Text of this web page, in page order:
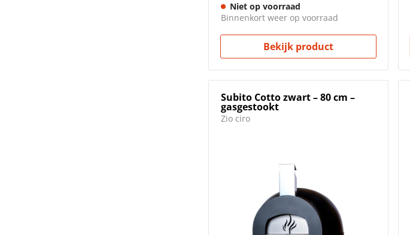
Niet op voorraad
Binnenkort weer op voorraad
Bekijk product
Subito Cotto zwart – 80 cm –
gasgestookt
Zio ciro